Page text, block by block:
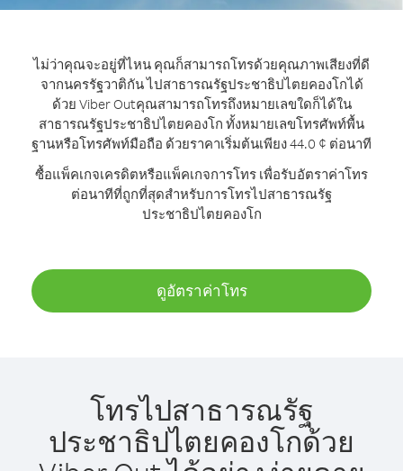
ไม่ว่าคุณจะอยู่ที่ไหน คุณก็สามารถโทรด้วยคุณภาพเสียงที่ดี
จากนครรัฐวาติกัน ไปสาธารณรัฐประชาธิปไตยคองโกได้
ด้วย Viber Outคุณสามารถโทรถึงหมายเลขใดก็ได้ใน
สาธารณรัฐประชาธิปไตยคองโก ทั้งหมายเลขโทรศัพท์พื้น
ฐานหรือโทรศัพท์มือถือ ด้วยราคาเริ่มต้นเพียง 44.0 ¢ ต่อนาที
ซื้อแพ็คเกจเครดิตหรือแพ็คเกจการโทร เพื่อรับอัตราค่าโทร
ต่อนาทีที่ถูกที่สุดสำหรับการโทรไปสาธารณรัฐ
ประชาธิปไตยคองโก
ดูอัตราค่าโทร
โทรไปสาธารณรัฐ
ประชาธิปไตยคองโกด้วย